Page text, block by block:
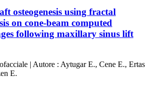
osteogenesis using fractal
on cone-beam computed
following maxillary sinus lift
| Autore : Aytugar E., Cene E., Ertas
E.